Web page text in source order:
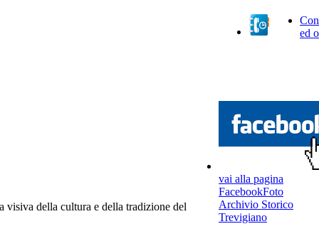
visiva della cultura e della tradizione del
ed
vai alla pagina
FacebookFoto
Archivio Storico
Trevigiano